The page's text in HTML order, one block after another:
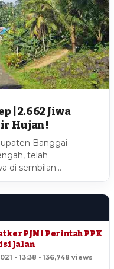
| 2.662 Jiwa
Hujan !
Banggai
telah
di sembilan…
PJN I Perintah PPK
Jalan
- 13:38 • 136,748 views